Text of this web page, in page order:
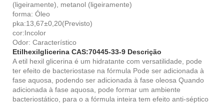
(ligeiramente), metanol (ligeiramente)
forma: Óleo
pka:13,67±0,20(Previsto)
cor:Incolor
Odor: Característico
Etilhexilglicerina CAS:70445-33-9 Descrição
A etil hexil glicerina é um hidratante com versatilidade, pode
ter efeito de bacteriostase na fórmula Pode ser adicionada à
fase aquosa, podendo ser adicionada à fase oleosa Quando
adicionada à fase aquosa, pode formar um ambiente
bacteriostático, para o a fórmula inteira tem efeito anti-séptico